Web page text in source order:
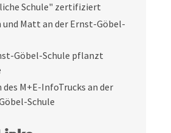
Schule" zertifiziert
und Matt an der Ernst-Göbel-
Göbel-Schule pflanzt
des M+E-InfoTrucks an der
Schule